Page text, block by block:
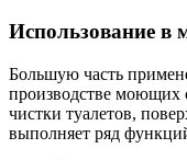
Использование в
Большую часть
производстве моющих
чистки туалетов,
выполняет ряд